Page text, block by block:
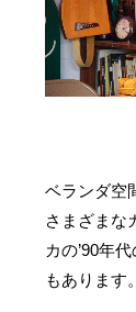
ベランダ空
さまざまな
カの’90年
もあります